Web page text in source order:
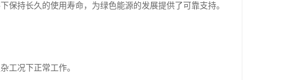
持长久的使用寿命，为绿色能源的发展提供了可靠支持。
工况下正常工作。